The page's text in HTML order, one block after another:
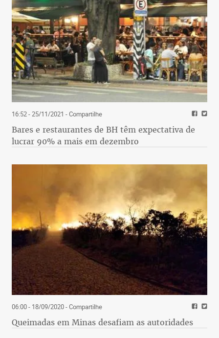
16:52 - 25/11/2021 - Compartilhe
Bares e restaurantes de BH têm expectativa de
lucrar 90% a mais em dezembro
06:00 - 18/09/2020- Compartilhe
Queimadas em Minas desafiam as autoridades